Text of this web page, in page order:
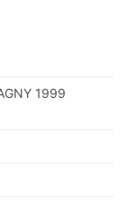
1999